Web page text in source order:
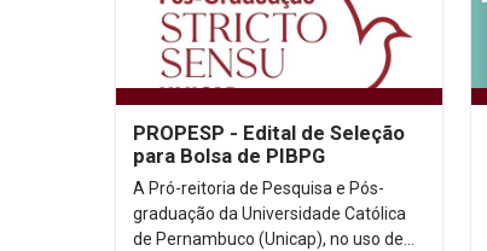
PROPESP - Edital de Seleção
para Bolsa de PIBPG
A Pró-reitoria de Pesquisa e Pós-
graduação da Universidade Católica
de Pernambuco (Unicap), no uso de